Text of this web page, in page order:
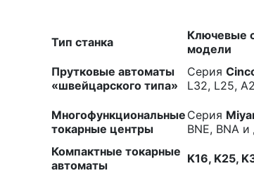
Тип станка
Ключевые
модели
Прутковые автоматы
«швейцарского типа»
Серия
L32, L25,
Многофункциональные
токарные центры
Серия
BNE, BNA и
Компактные токарные
автоматы
K16, K25,